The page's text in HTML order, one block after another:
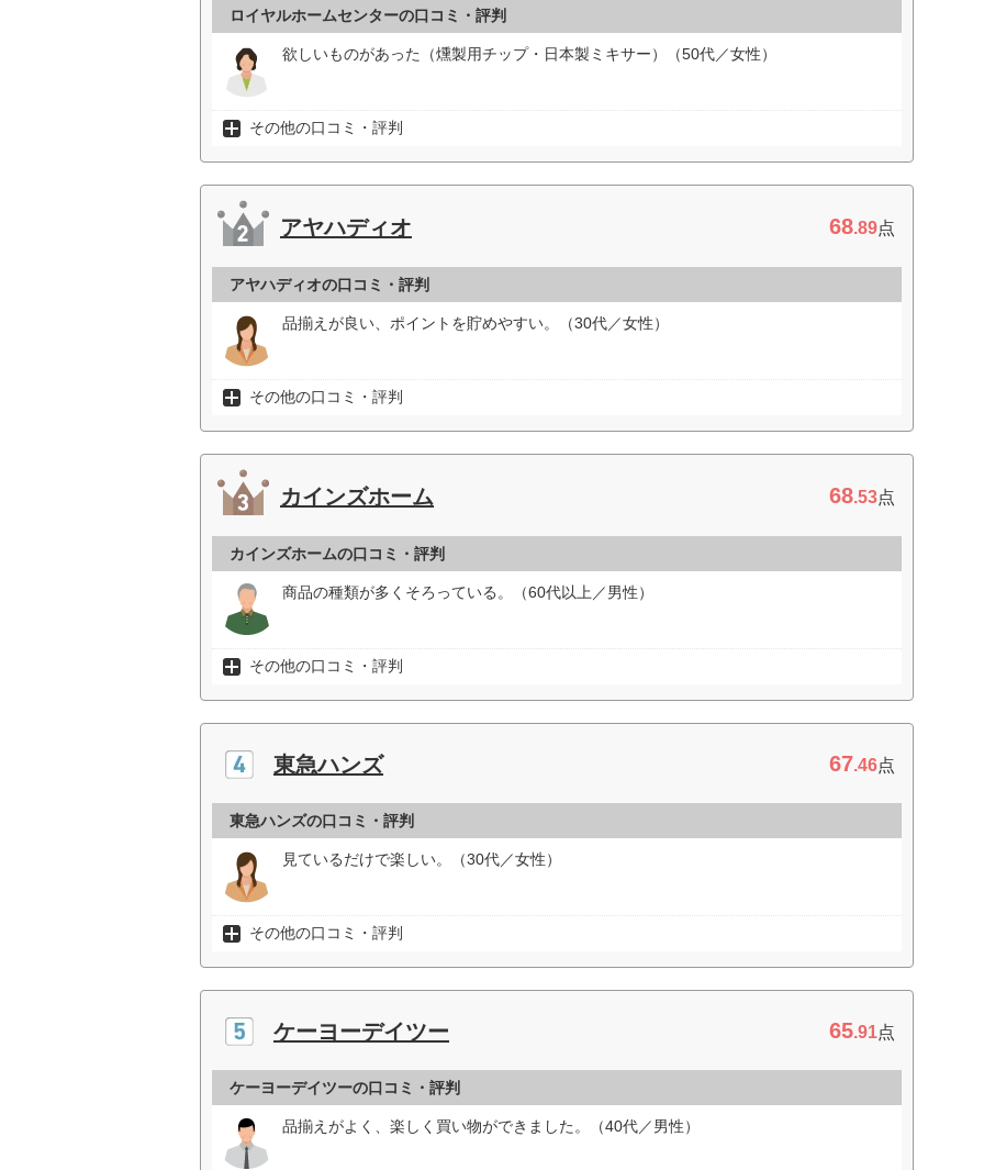
ロイヤルホームセンターの口コミ・評判
欲しいものがあった（燻製用チップ・日本製ミキサー）（50代／女性）
その他の口コミ・評判
アヤハディオ 68.89点
アヤハディオの口コミ・評判
品揃えが良い、ポイントを貯めやすい。（30代／女性）
その他の口コミ・評判
カインズホーム 68.53点
カインズホームの口コミ・評判
商品の種類が多くそろっている。（60代以上／男性）
その他の口コミ・評判
東急ハンズ 67.46点
東急ハンズの口コミ・評判
見ているだけで楽しい。（30代／女性）
その他の口コミ・評判
ケーヨーデイツー 65.91点
ケーヨーデイツーの口コミ・評判
品揃えがよく、楽しく買い物ができました。（40代／男性）